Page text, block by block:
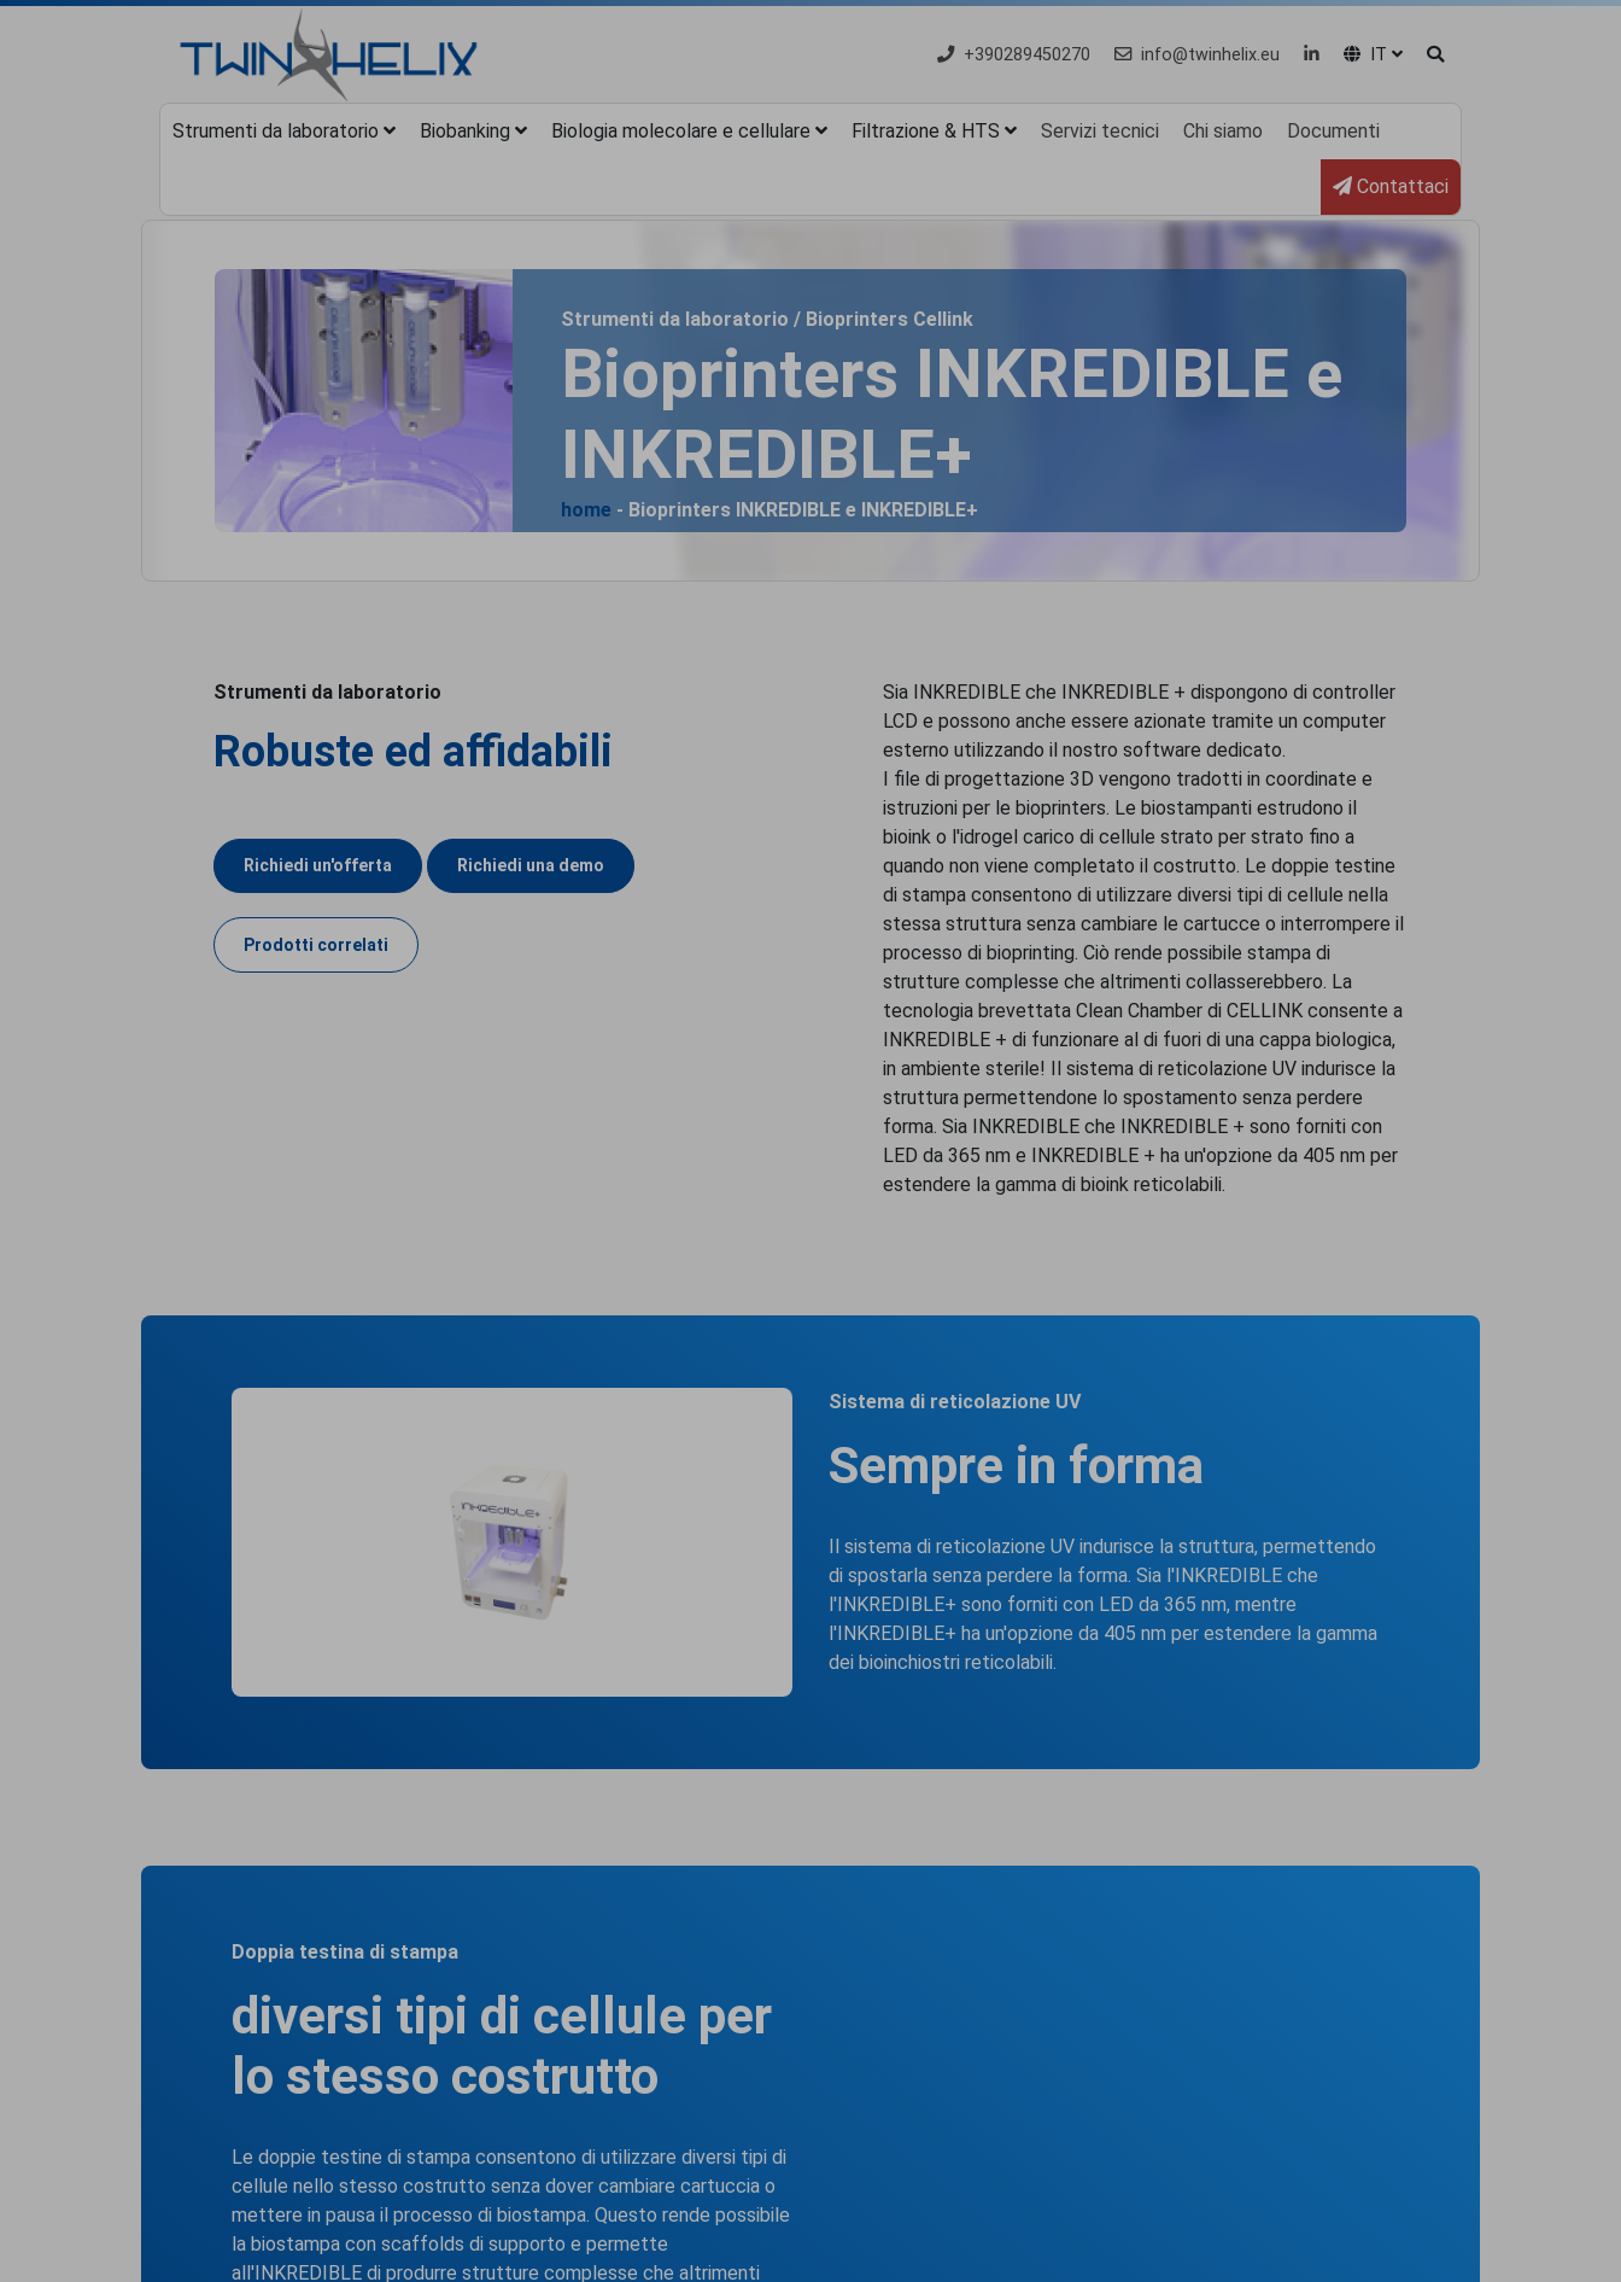
IT
info@twinhelix.eu
+390289450270
Strumenti da laboratorio Biobanking Biologia molecolare e cellulare Filtrazione & HTS Servizi tecnici Chi siamo Documenti
Contattaci
Strumenti da laboratorio / Bioprinters Cellink
Bioprinters INKREDIBLE e
INKREDIBLE+
home - Bioprinters INKREDIBLE e INKREDIBLE+
Strumenti da laboratorio
Robuste ed affidabili
Richiedi un'offerta Richiedi una demo
Prodotti correlati
Sia INKREDIBLE che INKREDIBLE + dispongono di controller
LCD e possono anche essere azionate tramite un computer
esterno utilizzando il nostro software dedicato.
I file di progettazione 3D vengono tradotti in coordinate e
istruzioni per le bioprinters. Le biostampanti estrudono il
bioink o l'idrogel carico di cellule strato per strato fino a
quando non viene completato il costrutto. Le doppie testine
di stampa consentono di utilizzare diversi tipi di cellule nella
stessa struttura senza cambiare le cartucce o interrompere il
processo di bioprinting. Ciò rende possibile stampa di
strutture complesse che altrimenti collasserebbero. La
tecnologia brevettata Clean Chamber di CELLINK consente a
INKREDIBLE + di funzionare al di fuori di una cappa biologica,
in ambiente sterile! Il sistema di reticolazione UV indurisce la
struttura permettendone lo spostamento senza perdere
forma. Sia INKREDIBLE che INKREDIBLE + sono forniti con
LED da 365 nm e INKREDIBLE + ha un'opzione da 405 nm per
estendere la gamma di bioink reticolabili.
Sistema di reticolazione UV
Sempre in forma
Il sistema di reticolazione UV indurisce la struttura, permettendo
di spostarla senza perdere la forma. Sia l'INKREDIBLE che
l'INKREDIBLE+ sono forniti con LED da 365 nm, mentre
l'INKREDIBLE+ ha un'opzione da 405 nm per estendere la gamma
dei bioinchiostri reticolabili.
Doppia testina di stampa
diversi tipi di cellule per
lo stesso costrutto
Le doppie testine di stampa consentono di utilizzare diversi tipi di
cellule nello stesso costrutto senza dover cambiare cartuccia o
mettere in pausa il processo di biostampa. Questo rende possibile
la biostampa con scaffolds di supporto e permette
all'INKREDIBLE di produrre strutture complesse che altrimenti